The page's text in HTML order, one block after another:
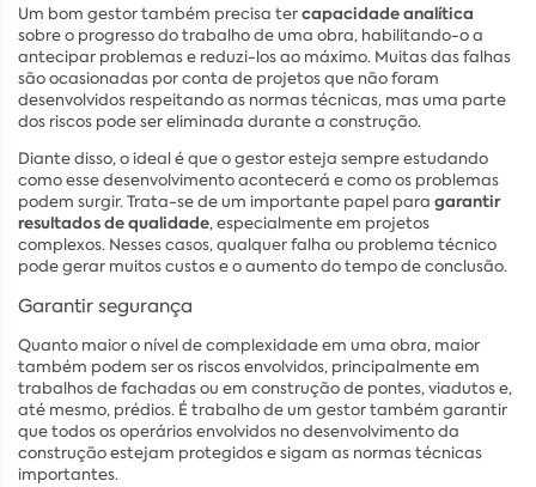
Um bom gestor também precisa tercapacidade analítica
sobre o progresso do trabalho de uma obra, habilitando-o a
antecipar problemas e reduzi-los ao máximo. Muitas das falhas
são ocasionadas por conta de projetos que não foram
desenvolvidos respeitando as normas técnicas, mas uma parte
dos riscos pode ser eliminada durante a construção.
Diante disso, o ideal é que o gestor esteja sempre estudando
como esse desenvolvimento acontecerá e como os problemas
podem surgir. Trata-se de um importante papel para garantir
resultados de qualidade, especialmente em projetos
complexos. Nesses casos, qualquer falha ou problema técnico
pode gerar muitos custos e o aumento do tempo de conclusão.
Garantir segurança
Quanto maior o nível de complexidade em uma obra, maior
também podem ser os riscos envolvidos, principalmente em
trabalhos de fachadas ou em construção de pontes, viadutos e,
até mesmo, prédios. É trabalho de um gestor também garantir
que todos os operários envolvidos no desenvolvimento da
construção estejam protegidos e sigam as normas técnicas
importantes.